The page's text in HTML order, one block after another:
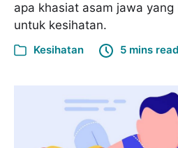
apa khasiat asam jawa
untuk kesihatan.
Kesihatan 5 mins read